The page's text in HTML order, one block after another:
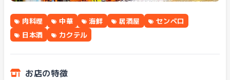
肉料理 中華 海鮮 居酒屋
センベロ
日本酒
カクテル
お店の特徴